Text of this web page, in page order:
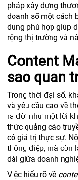
pháp xây dựng
doanh số một cách
dung phù hợp giúp
rộng thị trường và
Content
sao quan
Trong thời đại số,
và yêu cầu cao về
ra đời như một lời
thức quảng cáo
có giá trị thực sự.
thông điệp, mà còn
dài giữa doanh
Việc hiểu rõ về